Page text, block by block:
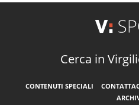
Cerca in
CONTENUTI SPECIALI